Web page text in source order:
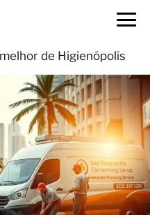
de Higienópolis